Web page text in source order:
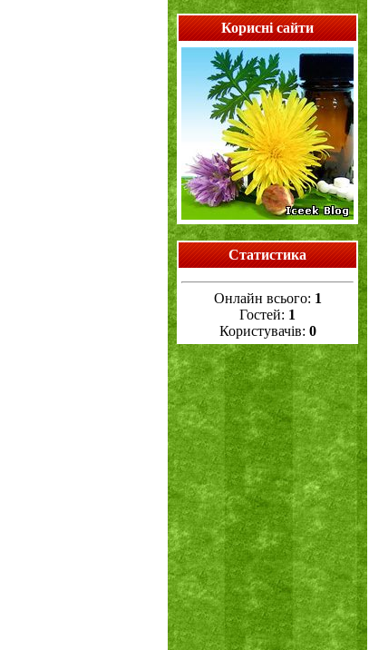
Корисні сайти
Статистика
Онлайн всього: 1
Гостей: 1
Користувачів: 0